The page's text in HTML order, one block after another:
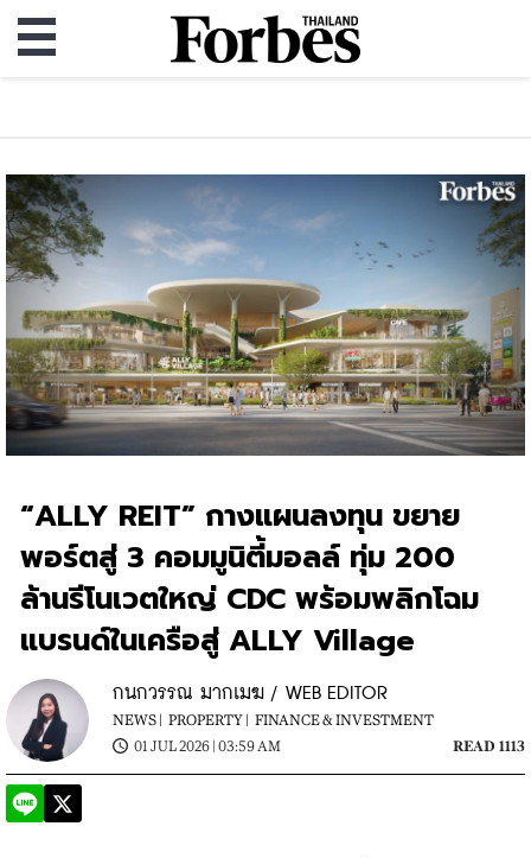
“ALLY REIT” กางแผนลงทุน ขยาย
พอร์ตสู่ 3 คอมมูนิตี้มอลล์ ทุ่ม 200
ล้านรีโนเวตใหญ่ CDC พร้อมพลิกโฉม
แบรนด์ในเครือสู่ ALLY Village
กนกวรรณ มากเมฆ / WEB EDITOR
NEWS | PROPERTY | FINANCE & INVESTMENT
01 JUL 2026 | 03:59 AM
READ 1113